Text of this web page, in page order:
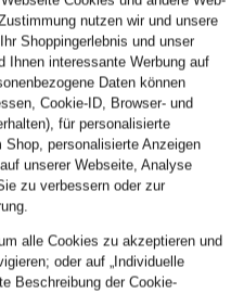
nutzen wir und unsere
Shoppingerlebnis und unser
Ihnen interessante Werbung auf
Daten können
Cookie-ID, Browser- und
für personalisierte
personalisierte Anzeigen
unserer Webseite, Analyse
zu verbessern oder zur
alle Cookies zu akzeptieren und
oder auf „Individuelle
Beschreibung der Cookie-